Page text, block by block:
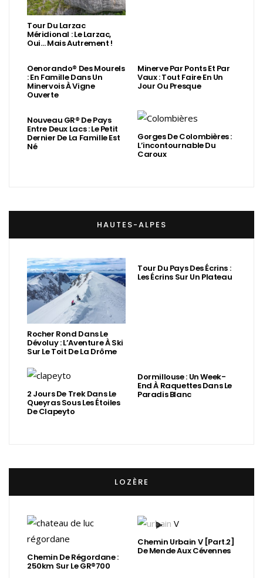
Tour Du Larzac
Méridional : Le Larzac,
Oui… Mais Autrement !
Oenorando® Des Mourels
: En Famille Dans Un
Minervois À Vigne
Ouverte
Minerve Par Ponts Et Par
Vaux : Tout Faire En Un
Jour Ou Presque
Nouveau GR® De Pays
Entre Deux Lacs : Le Petit
Dernier De La Famille Est
Né
Gorges De Colombières :
L’incontournable Du
Caroux
HAUTES-ALPES
Rocher Rond Dans Le
Dévoluy : L’Aventure À Ski
Sur Le Toit De La Drôme
Tour Du Pays Des Écrins :
Les Écrins Sur Un Plateau
2 Jours De Trek Dans Le
Queyras Sous Les Étoiles
De Clapeyto
Dormillouse : Un Week-
End À Raquettes Dans Le
Paradis Blanc
LOZÈRE
Chemin De Régordane :
250km Sur Le GR®700
Chemin Urbain V [Part.2]
De Mende Aux Cévennes